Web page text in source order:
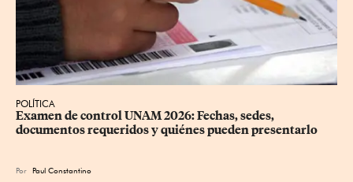
POLÍTICA
Examen de control UNAM 2026: Fechas, sedes,
documentos requeridos y quiénes pueden presentarlo
Por Paul Constantino